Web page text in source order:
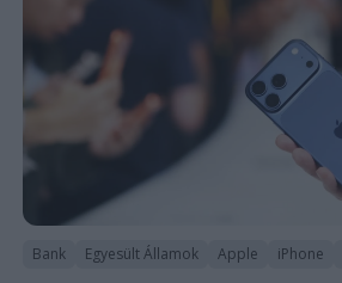
Bank Egyesült Államok Apple iPhone